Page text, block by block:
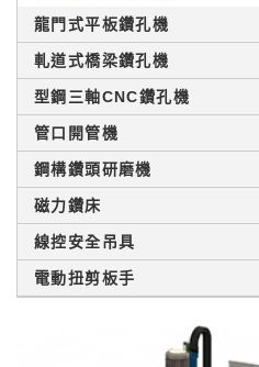
龍門式平板鑽孔機
軋道式橋梁鑽孔機
型鋼三軸CNC鑽孔機
管口開管機
鋼構鑽頭研磨機
磁力鑽床
線控安全吊具
電動扭剪板手